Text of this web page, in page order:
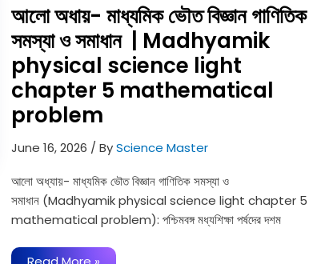
Science
Current
Electricity
Chapter
Numericals
আলো অধায়- মাধ্যমিক ভৌত বিজ্ঞান গাণিতিক
সমস্যা ও সমাধান | Madhyamik
physical science light
chapter 5 mathematical
problem
June 16, 2026 / ByScience Master
আলো অধ্যায়- মাধ্যমিক ভৌত বিজ্ঞান গাণিতিক সমস্যা ও
সমাধান (Madhyamik physical science light chapter 5
mathematical problem): পশ্চিমবঙ্গ মধ্যশিক্ষা পর্ষদের দশম
আলো